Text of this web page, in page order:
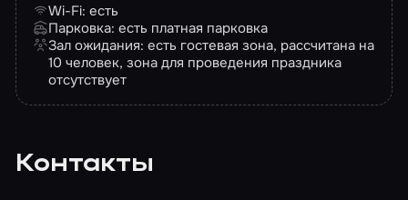
Wi-Fi: есть
Парковка: есть платная парковка
Зал ожидания: есть гостевая зона, рассчитана на
10 человек, зона для проведения праздника
отсутствует
Контакты